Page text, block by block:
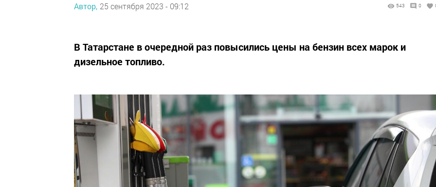
Автор, 25 сентября 2023 - 09:12 543 0
В Татарстане в очередной раз повысились цены на бензин всех марок и
дизельное топливо.